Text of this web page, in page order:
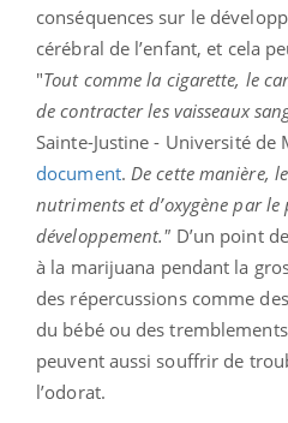
conséquences sur le
cérébral de l’enfant, et cela
"Tout comme la cigarette, le
de contracter les vaisseaux
Sainte-Justine - Université de
document. De cette manière,
nutriments et d’oxygène par
développement." D’un point
à la marijuana pendant la
des répercussions comme
du bébé ou des
peuvent aussi souffrir de
l’odorat.